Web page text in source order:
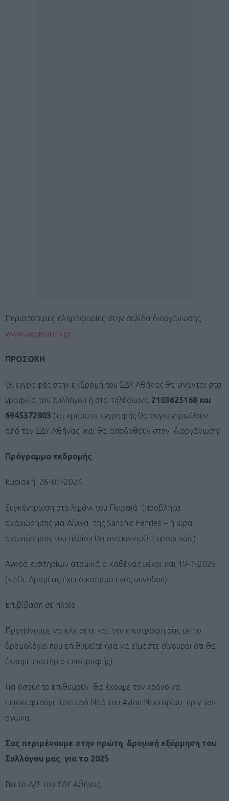
Περισσότερες πληροφορίες στην σελίδα διοργάνωσης
www.aeginarun.gr
ΠΡΟΣΟΧΗ
Οι εγγραφές στην εκδρομή του ΣΔΥ Αθήνας θα γίνονται στα
γραφεία του Συλλόγου ή στα τηλέφωνα 2103625168 και
6945372803 (τα χρήματα εγγραφής θα συγκεντρωθούν
από τον ΣΔΥ Αθήνας και θα αποδοθούν στην διοργάνωση)
Πρόγραμμα εκδρομής
Κυριακή 26-01-2024
Συγκέντρωση στο λιμάνι του Πειραιά (προβλήτα
αναχώρησης για Αίγινα της Saronic Ferries – η ώρα
αναχώρησης του πλοίου θα ανακοινωθεί προσεχώς)
Αγορά εισιτηρίων ατομικά ο καθένας μέχρι και 19-1-2025
(κάθε Δρομέας έχει δικαίωμα ενός συνοδού)
Επιβίβαση σε πλοίο
Προτείνουμε να κλείσετε και την επιστροφή σας με το
δρομολόγιο που επιθυμείτε (για να είμαστε σίγουροι ότι θα
έχουμε εισιτήριο επιστροφής)
Για όσους το επιθυμούν θα έχουμε τον χρόνο να
επισκεφτούμε τον ιερό Ναό του Αγίου Νεκταρίου πριν τον
αγώνα.
Σας περιμένουμε στην πρώτη δρομική εξόρμηση του
Συλλόγου μας για το 2025
Για το Δ/Σ του ΣΔΥ Αθήνας